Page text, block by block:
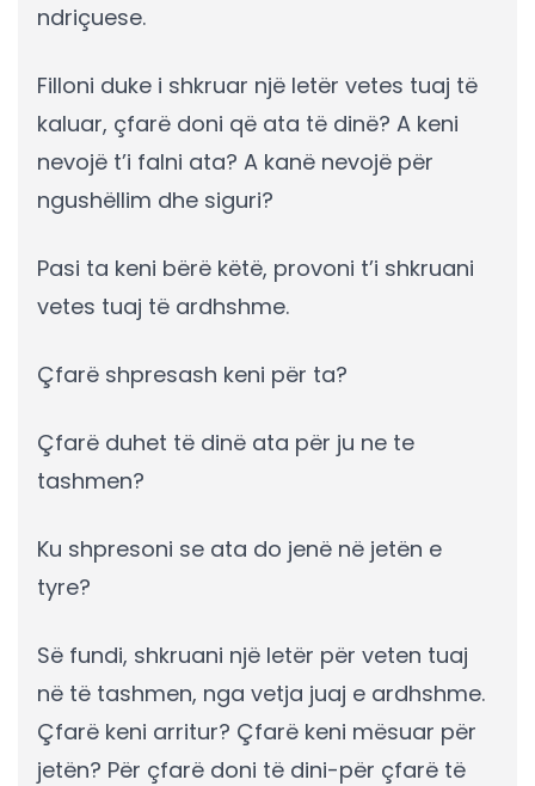
ndriçuese.
Filloni duke i shkruar një letër vetes tuaj të
kaluar, çfarë doni që ata të dinë? A keni
nevojë t’i falni ata? A kanë nevojë për
ngushëllim dhe siguri?
Pasi ta keni bërë këtë, provoni t’i shkruani
vetes tuaj të ardhshme.
Çfarë shpresash keni për ta?
Çfarë duhet të dinë ata për ju ne te
tashmen?
Ku shpresoni se ata do jenë në jetën e
tyre?
Së fundi, shkruani një letër për veten tuaj
në të tashmen, nga vetja juaj e ardhshme.
Çfarë keni arritur? Çfarë keni mësuar për
jetën? Për çfarë doni të dini-për çfarë të